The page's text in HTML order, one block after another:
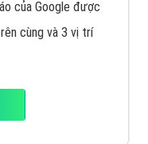
của Google được
cùng và 3 vị trí